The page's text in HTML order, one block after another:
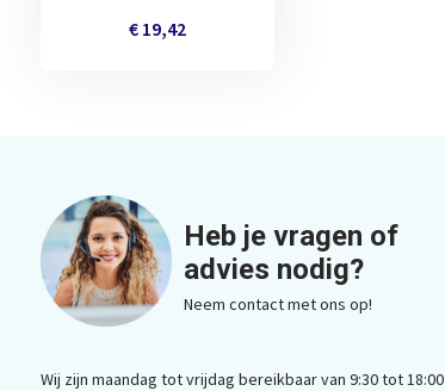
€ 19,42
Heb je vragen of
advies nodig?
Neem contact met ons op!
Wij zijn maandag tot vrijdag bereikbaar van 9:30 tot 18:00